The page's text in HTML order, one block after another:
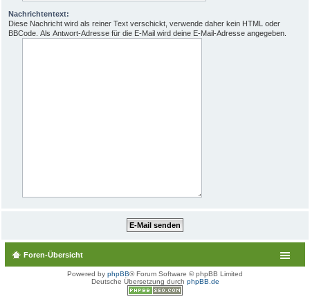
Nachrichtentext:
Diese Nachricht wird als reiner Text verschickt, verwende daher kein HTML oder
BBCode. Als Antwort-Adresse für die E-Mail wird deine E-Mail-Adresse angegeben.
Foren-Übersicht
Powered by phpBB® Forum Software © phpBB Limited
Deutsche Übersetzung durch phpBB.de